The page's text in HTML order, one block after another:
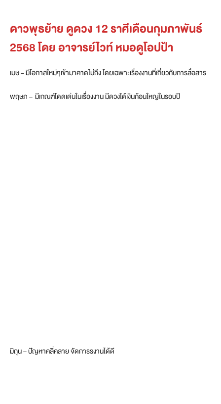
ดาวพุธย้าย ดูดวง 12 ราศีเดือนกุมภาพันธ์
2568 โดย อาจารย์ไวท์ หมอดูโอปป้า
เมษ – มีโอกาสใหม่ๆเข้ามาคาดไม่ถึง โดยเฉพาะเรื่องงานที่เกี่ยวกับการสื่อสาร
พฤษภ – มีเกณฑ์โดดเด่นในเรื่องงาน มีดวงได้เงินก้อนใหญ่ในรอบปี
มิถุน – ปัญหาคลี่คลาย จัดการรงานได้ดี